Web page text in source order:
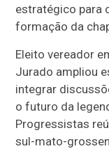
estratégico para
formação da
Eleito vereador
Jurado ampliou
integrar
o futuro da
Progressistas
sul-mato-